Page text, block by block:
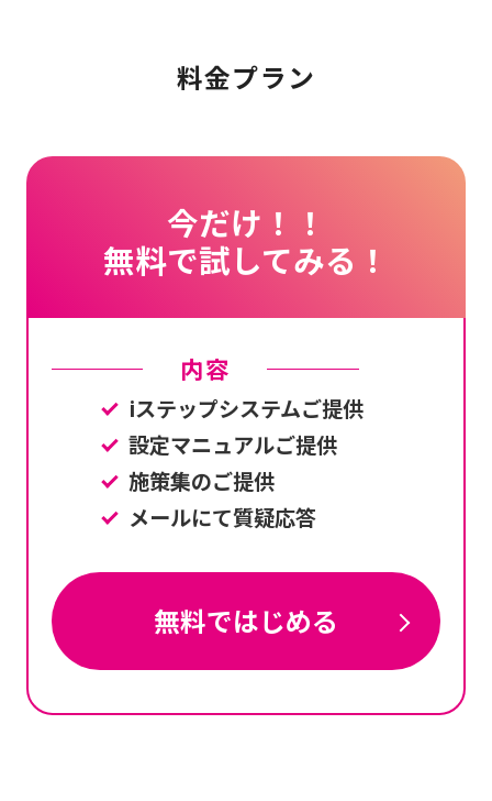
料金プラン
今だけ！！
無料で試してみる！
内容
iステップシステムご提供
設定マニュアルご提供
施策集のご提供
メールにて質疑応答
無料ではじめる